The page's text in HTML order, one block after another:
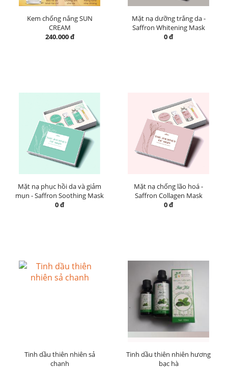
Kem chống nắng SUN
CREAM
240.000 đ
Mặt nạ dưỡng trắng da -
Saffron Whitening Mask
0 đ
Mặt nạ phục hồi da và giảm
mụn - Saffron Soothing Mask
0 đ
Mặt nạ chống lão hoá -
Saffron Collagen Mask
0 đ
Tinh dầu thiên nhiên sả
chanh
Tinh dầu thiên nhiên hương
bạc hà